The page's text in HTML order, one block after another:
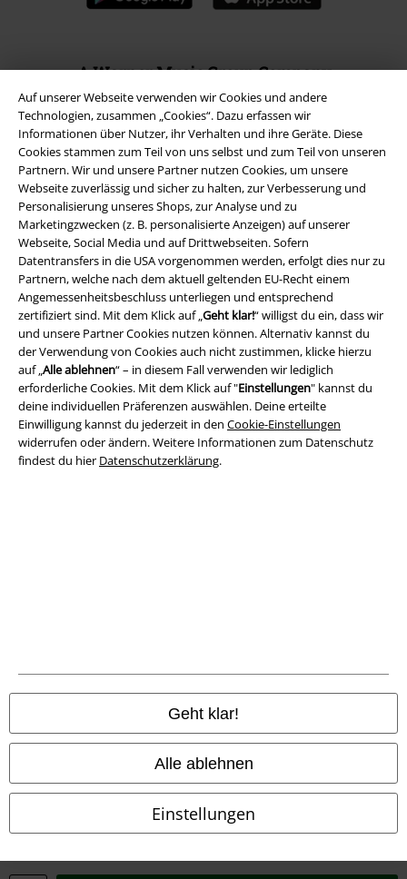
Auf unserer Webseite verwenden wir Cookies und andere
Technologien, zusammen „Cookies“. Dazu erfassen wir
Informationen über Nutzer, ihr Verhalten und ihre Geräte. Diese
Cookies stammen zum Teil von uns selbst und zum Teil von unseren
Partnern. Wir und unsere Partner nutzen Cookies, um unsere
Webseite zuverlässig und sicher zu halten, zur Verbesserung und
Personalisierung unseres Shops, zur Analyse und zu
Marketingzwecken (z. B. personalisierte Anzeigen) auf unserer
Webseite, Social Media und auf Drittwebseiten. Sofern
Datentransfers in die USA vorgenommen werden, erfolgt dies nur zu
Partnern, welche nach dem aktuell geltenden EU-Recht einem
Angemessenheitsbeschluss unterliegen und entsprechend
zertifiziert sind. Mit dem Klick auf „Geht klar!“ willigst du ein, dass wir
und unsere Partner Cookies nutzen können. Alternativ kannst du
der Verwendung von Cookies auch nicht zustimmen, klicke hierzu
auf „Alle ablehnen“ – in diesem Fall verwenden wir lediglich
erforderliche Cookies. Mit dem Klick auf "Einstellungen" kannst du
deine individuellen Präferenzen auswählen. Deine erteilte
Einwilligung kannst du jederzeit in den Cookie-Einstellungen
widerrufen oder ändern. Weitere Informationen zum Datenschutz
findest du hier Datenschutzerklärung.
Geht klar!
Alle ablehnen
Einstellungen
A Warner Music Group Company
Rechtliches
AGB
Impressum
Datenschutz
Alle Preise inkl. gesetzlicher Mehrwertsteuer, zzgl.Versandkosten
© 1986-2026 E.M.P. Merchandising HGmbH
EMP Online Shops